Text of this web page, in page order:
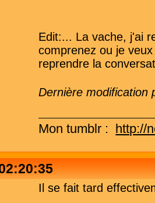
Edit:... La vache, j'ai
comprenez ou je
reprendre la
Dernière modification
Mon tumblr : http://
Il se fait tard